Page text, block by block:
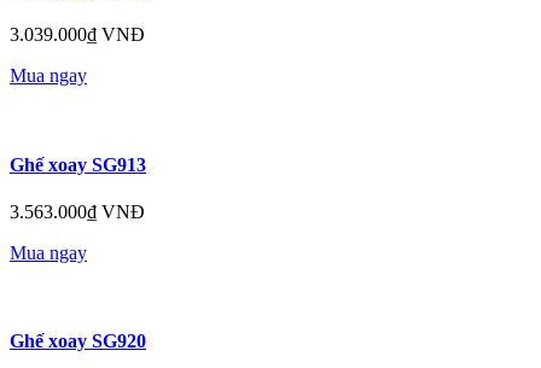
3.039.000₫ VNĐ
Mua ngay
Ghế xoay SG913
3.563.000₫ VNĐ
Mua ngay
Ghế xoay SG920